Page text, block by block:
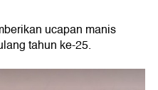
ucapan manis
tahun ke-25.